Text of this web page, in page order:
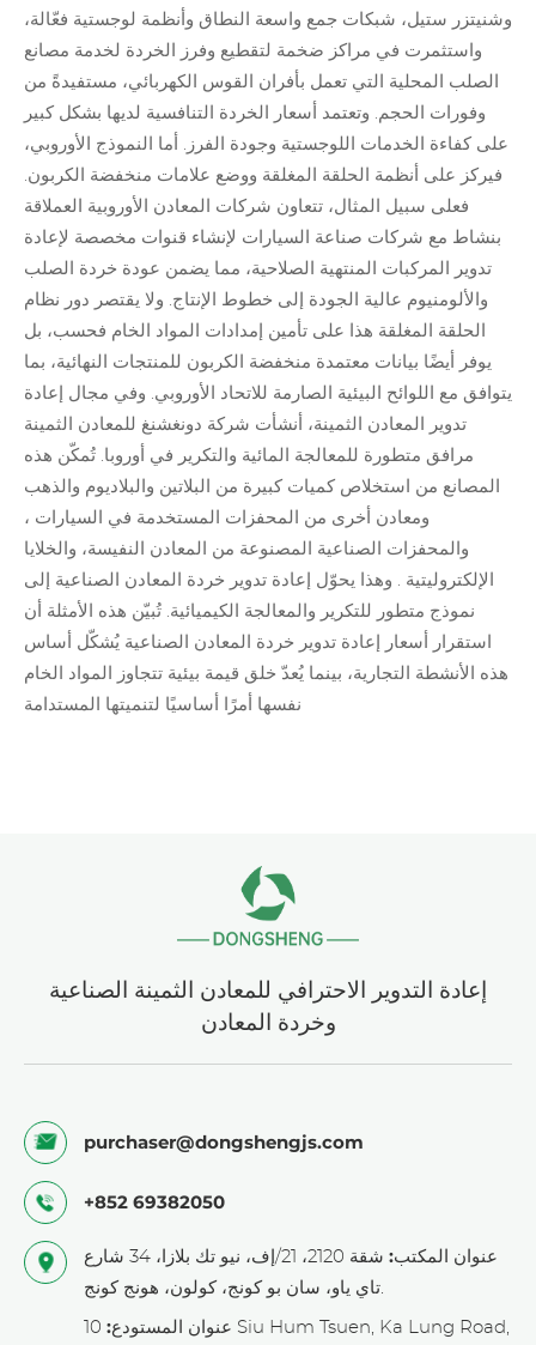
وشنيتزر ستيل، شبكات جمع واسعة النطاق وأنظمة لوجستية فعّالة،
واستثمرت في مراكز ضخمة لتقطيع وفرز الخردة لخدمة مصانع
الصلب المحلية التي تعمل بأفران القوس الكهربائي، مستفيدةً من
وفورات الحجم. وتعتمد أسعار الخردة التنافسية لديها بشكل كبير
على كفاءة الخدمات اللوجستية وجودة الفرز. أما النموذج الأوروبي،
فيركز على أنظمة الحلقة المغلقة ووضع علامات منخفضة الكربون.
فعلى سبيل المثال، تتعاون شركات المعادن الأوروبية العملاقة
بنشاط مع شركات صناعة السيارات لإنشاء قنوات مخصصة لإعادة
تدوير المركبات المنتهية الصلاحية، مما يضمن عودة خردة الصلب
والألومنيوم عالية الجودة إلى خطوط الإنتاج. ولا يقتصر دور نظام
الحلقة المغلقة هذا على تأمين إمدادات المواد الخام فحسب، بل
يوفر أيضًا بيانات معتمدة منخفضة الكربون للمنتجات النهائية، بما
يتوافق مع اللوائح البيئية الصارمة للاتحاد الأوروبي. وفي مجال إعادة
تدوير المعادن الثمينة، أنشأت شركة دونغشنغ للمعادن الثمينة
مرافق متطورة للمعالجة المائية والتكرير في أوروبا. تُمكّن هذه
المصانع من استخلاص كميات كبيرة من
البلاتين والبلاديوم والذهب
ومعادن أخرى من
المحفزات المستخدمة في السيارات ،
والمحفزات الصناعية المصنوعة من المعادن النفيسة، والخلايا
الإلكتروليتية . وهذا يحوّل إعادة تدوير خردة المعادن الصناعية إلى
نموذج متطور للتكرير والمعالجة الكيميائية. تُبيّن هذه الأمثلة أن
استقرار أسعار إعادة تدوير خردة المعادن الصناعية يُشكّل أساس
هذه الأنشطة التجارية، بينما يُعدّ خلق قيمة بيئية تتجاوز المواد الخام
نفسها أمرًا أساسيًا لتنميتها المستدامة
إعادة التدوير الاحترافي للمعادن الثمينة الصناعية
وخردة المعادن
purchaser@dongshengjs.com
+852 69382050
عنوان المكتب:
شقة 2120، 21/إف، نيو تك بلازا، 34 شارع
عنوان المستودع: 10 Siu Hum Tsuen, Ka Lung Road,